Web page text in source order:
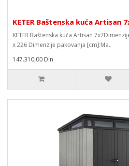
KETER Baštenska kuća Artisan
KETER Baštenska kuća Artisan
x 226 Dimenzije pakovanja [cm]:Ma..
147.310,00 Din